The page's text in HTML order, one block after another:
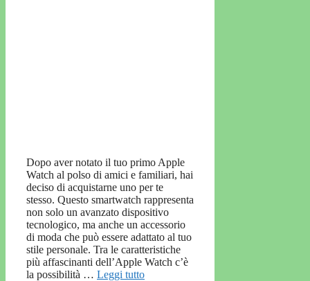
Dopo aver notato il tuo primo Apple
Watch al polso di amici e familiari, hai
deciso di acquistarne uno per te
stesso. Questo smartwatch rappresenta
non solo un avanzato dispositivo
tecnologico, ma anche un accessorio
di moda che può essere adattato al tuo
stile personale. Tra le caratteristiche
più affascinanti dell’Apple Watch c’è
la possibilità … Leggi tutto